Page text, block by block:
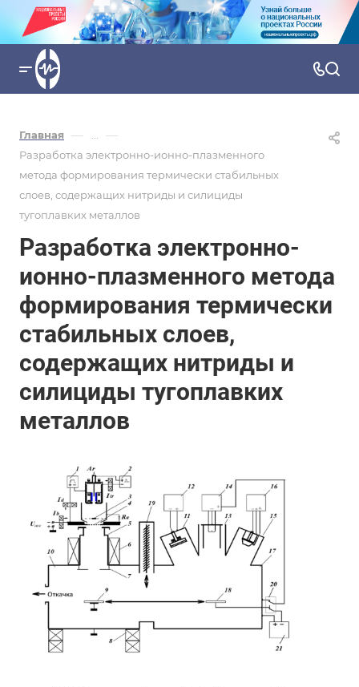
Главная — ... —
Разработка электронно-ионно-плазменного
метода формирования термически стабильных
слоев, содержащих нитриды и силициды
тугоплавких металлов
Разработка электронно-
ионно-плазменного метода
формирования термически
стабильных слоев,
содержащих нитриды и
силициды тугоплавких
металлов